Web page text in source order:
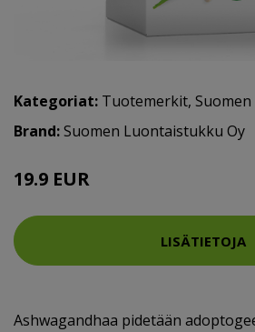
Kategoriat: Tuotemerkit,
Brand:Suomen Luontaistukku Oy
19.9 EUR
LISÄTIETOJA
Ashwagandhaa pidetään